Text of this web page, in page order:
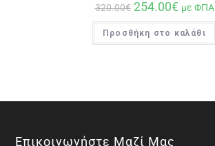
320.00€ 254.00€ με ΦΠΑ
Προσθήκη στο καλάθι
Επικοινωνήστε Μαζί Μας